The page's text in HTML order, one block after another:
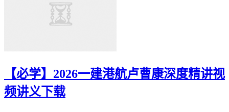
【必学】2026一建港航卢曹康深度精讲视
频讲义下载